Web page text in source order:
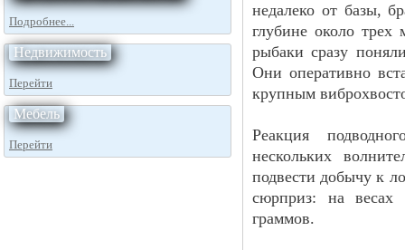
Подробнее...
Недвижимость
Перейти
Мебель
Перейти
недалеко от базы,
глубине около
рыбаки сразу
Они оперативно
крупным
Реакция
нескольких
подвести добычу к
сюрприз: на весах
граммов.